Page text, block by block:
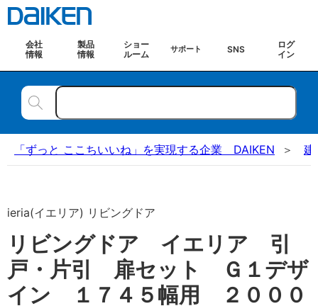
会社
情報
製品
情報
ショー
ルーム
サポート SNS
ログ
イン
「ずっと ここちいいね」を実現する企業 DAIKEN 建
ieria(イエリア) リビングドア
リビングドア イエリア 引
戸・片引 扉セット Ｇ１デザ
イン １７４５幅用 ２０００